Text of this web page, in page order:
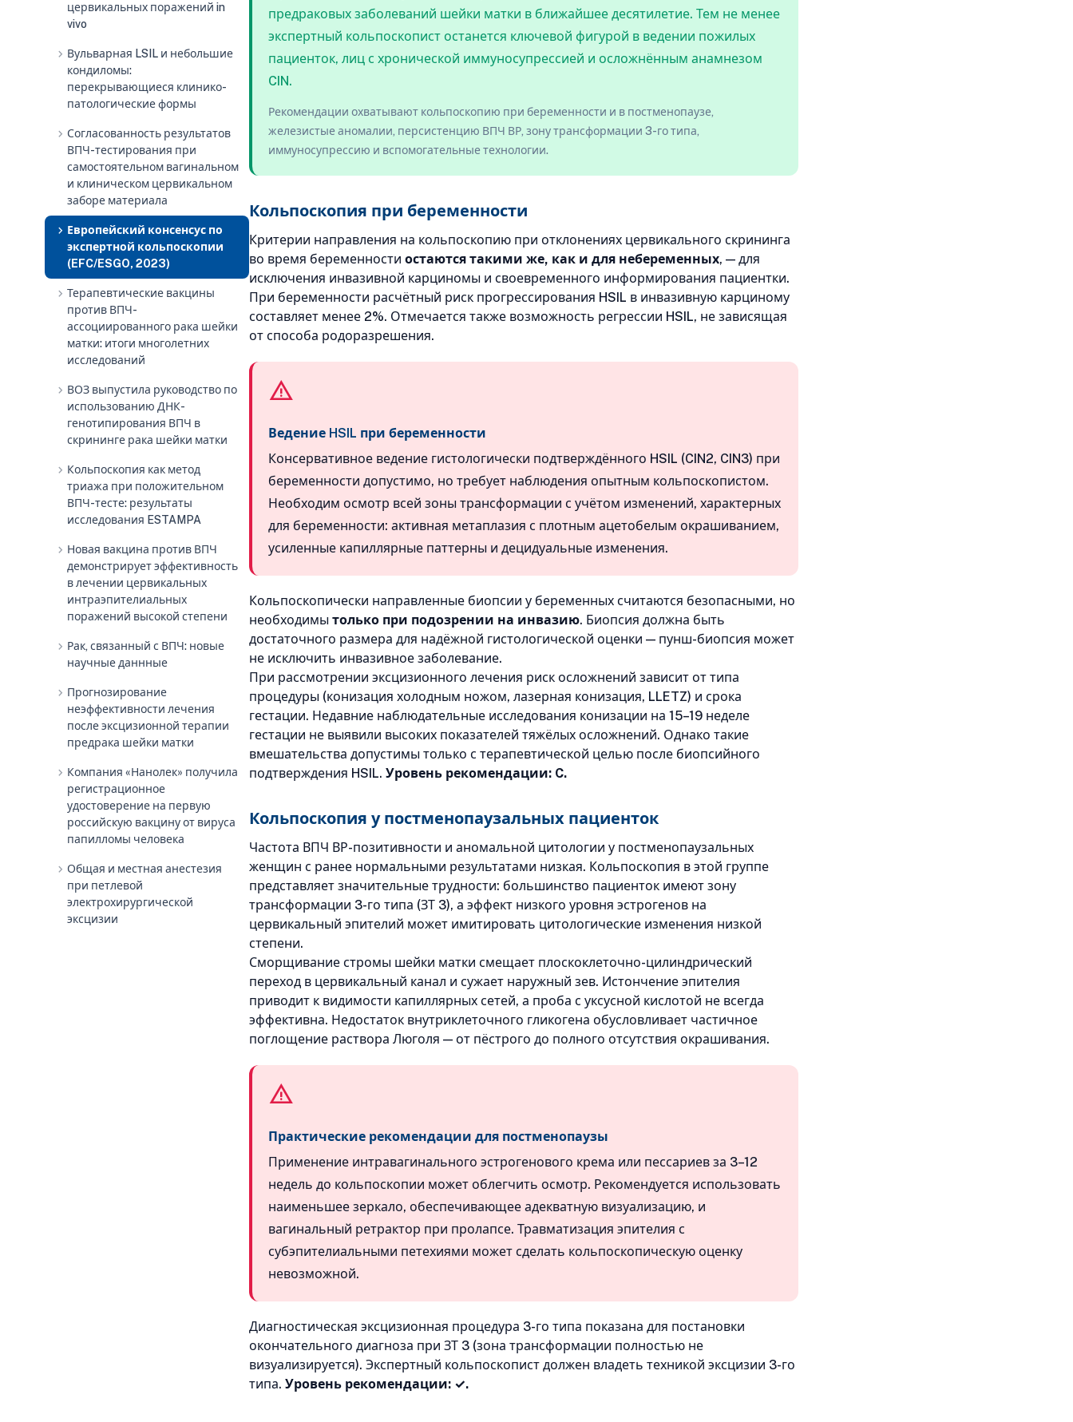
цервикальных поражений in
vivo
chevron_right Вульварная LSIL и небольшие
кондиломы:
перекрывающиеся клинико-
патологические формы
chevron_right Согласованность результатов
ВПЧ-тестирования при
самостоятельном вагинальном
и клиническом цервикальном
заборе материала
chevron_right Европейский консенсус по
экспертной кольпоскопии
(EFC/ESGO, 2023)
chevron_right Терапевтические вакцины
против ВПЧ-
ассоциированного рака шейки
матки: итоги многолетних
исследований
chevron_right ВОЗ выпустила руководство по
использованию ДНК-
генотипирования ВПЧ в
скрининге рака шейки матки
chevron_right Кольпоскопия как метод
триажа при положительном
ВПЧ-тесте: результаты
исследования ESTAMPA
chevron_right Новая вакцина против ВПЧ
демонстрирует эффективность
в лечении цервикальных
интраэпителиальных
поражений высокой степени
chevron_right Рак, связанный с ВПЧ: новые
научные даннные
chevron_right Прогнозирование
неэффективности лечения
после эксцизионной терапии
предрака шейки матки
chevron_right Компания «Нанолек» получила
регистрационное
удостоверение на первую
российскую вакцину от вируса
папилломы человека
chevron_right Общая и местная анестезия
при петлевой
электрохирургической
эксцизии
предраковых заболеваний шейки матки в ближайшее десятилетие. Тем не менее
экспертный кольпоскопист останется ключевой фигурой в ведении пожилых
пациенток, лиц с хронической иммуносупрессией и осложнённым анамнезом
CIN.
Рекомендации охватывают кольпоскопию при беременности и в постменопаузе,
железистые аномалии, персистенцию ВПЧ ВР, зону трансформации 3-го типа,
иммуносупрессию и вспомогательные технологии.
Кольпоскопия при беременности
Критерии направления на кольпоскопию при отклонениях цервикального скрининга
во время беременности остаются такими же, как и для небеременных, — для
исключения инвазивной карциномы и своевременного информирования пациентки.
При беременности расчётный риск прогрессирования HSIL в инвазивную карциному
составляет менее 2%. Отмечается также возможность регрессии HSIL, не зависящая
от способа родоразрешения.
Ведение HSIL при беременности
Консервативное ведение гистологически подтверждённого HSIL (CIN2, CIN3) при
беременности допустимо, но требует наблюдения опытным кольпоскопистом.
Необходим осмотр всей зоны трансформации с учётом изменений, характерных
для беременности: активная метаплазия с плотным ацетобелым окрашиванием,
усиленные капиллярные паттерны и децидуальные изменения.
Кольпоскопически направленные биопсии у беременных считаются безопасными, но
необходимы только при подозрении на инвазию. Биопсия должна быть
достаточного размера для надёжной гистологической оценки — пунш-биопсия может
не исключить инвазивное заболевание.
При рассмотрении эксцизионного лечения риск осложнений зависит от типа
процедуры (конизация холодным ножом, лазерная конизация, LLETZ) и срока
гестации. Недавние наблюдательные исследования конизации на 15–19 неделе
гестации не выявили высоких показателей тяжёлых осложнений. Однако такие
вмешательства допустимы только с терапевтической целью после биопсийного
подтверждения HSIL. Уровень рекомендации: C.
Кольпоскопия у постменопаузальных пациенток
Частота ВПЧ ВР-позитивности и аномальной цитологии у постменопаузальных
женщин с ранее нормальными результатами низкая. Кольпоскопия в этой группе
представляет значительные трудности: большинство пациенток имеют зону
трансформации 3-го типа (ЗТ 3), а эффект низкого уровня эстрогенов на
цервикальный эпителий может имитировать цитологические изменения низкой
степени.
Сморщивание стромы шейки матки смещает плоскоклеточно-цилиндрический
переход в цервикальный канал и сужает наружный зев. Истончение эпителия
приводит к видимости капиллярных сетей, а проба с уксусной кислотой не всегда
эффективна. Недостаток внутриклеточного гликогена обусловливает частичное
поглощение раствора Люголя — от пёстрого до полного отсутствия окрашивания.
Практические рекомендации для постменопаузы
Применение интравагинального эстрогенового крема или пессариев за 3–12
недель до кольпоскопии может облегчить осмотр. Рекомендуется использовать
наименьшее зеркало, обеспечивающее адекватную визуализацию, и
вагинальный ретрактор при пролапсе. Травматизация эпителия с
субэпителиальными петехиями может сделать кольпоскопическую оценку
невозможной.
Диагностическая эксцизионная процедура 3-го типа показана для постановки
окончательного диагноза при ЗТ 3 (зона трансформации полностью не
визуализируется). Экспертный кольпоскопист должен владеть техникой эксцизии 3-го
типа. Уровень рекомендации: ✓.